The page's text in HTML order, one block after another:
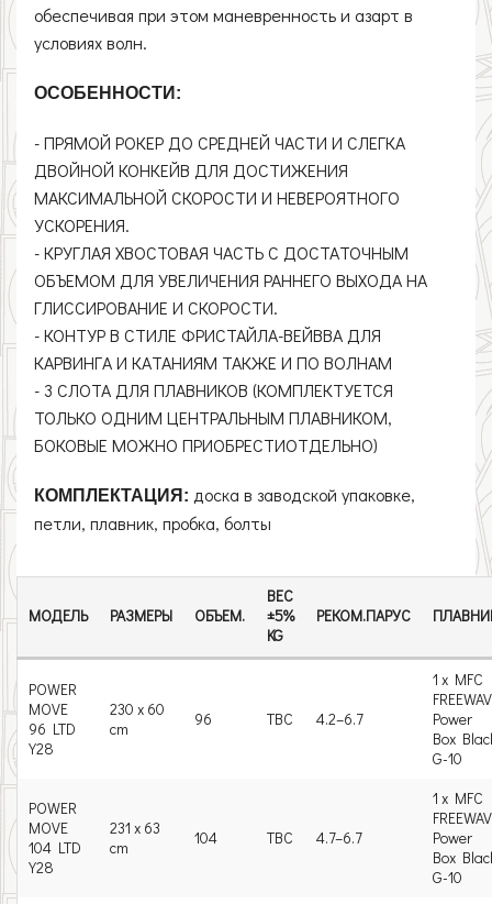
обеспечивая при этом маневренность и азарт в
условиях волн.
ОСОБЕННОСТИ:
- ПРЯМОЙ РОКЕР ДО СРЕДНЕЙ ЧАСТИ И СЛЕГКА
ДВОЙНОЙ КОНКЕЙВ ДЛЯ ДОСТИЖЕНИЯ
МАКСИМАЛЬНОЙ СКОРОСТИ И НЕВЕРОЯТНОГО
УСКОРЕНИЯ.
- КРУГЛАЯ ХВОСТОВАЯ ЧАСТЬ С ДОСТАТОЧНЫМ
ОБЪЕМОМ ДЛЯ УВЕЛИЧЕНИЯ РАННЕГО ВЫХОДА НА
ГЛИССИРОВАНИЕ И СКОРОСТИ.
- КОНТУР В СТИЛЕ ФРИСТАЙЛА-ВЕЙВВА ДЛЯ
КАРВИНГА И КАТАНИЯМ ТАКЖЕ И ПО ВОЛНАМ
- 3 СЛОТА ДЛЯ ПЛАВНИКОВ (КОМПЛЕКТУЕТСЯ
ТОЛЬКО ОДНИМ ЦЕНТРАЛЬНЫМ ПЛАВНИКОМ,
БОКОВЫЕ МОЖНО ПРИОБРЕСТИОТДЕЛЬНО)
КОМПЛЕКТАЦИЯ: доска в заводской упаковке,
петли, плавник, пробка, болты
МОДЕЛЬ РАЗМЕРЫ ОБЪЕМ.
ВЕС
±5%
KG
РЕКОМ.ПАРУС
POWER
MOVE
96 LTD
Y28
230 x 60
cm
96 TBC 4.2–6.7
1 x MFC
Power
Box
G-10
POWER
MOVE
104 LTD
Y28
231 x 63
cm
104 TBC 4.7–6.7
1 x MFC
Power
Box
G-10